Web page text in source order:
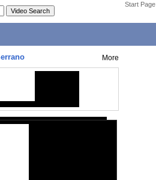
Start Page
More